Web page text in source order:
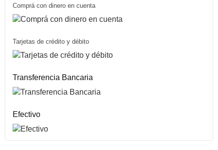
Comprá con dinero en cuenta
Tarjetas de crédito y débito
Transferencia Bancaria
Efectivo